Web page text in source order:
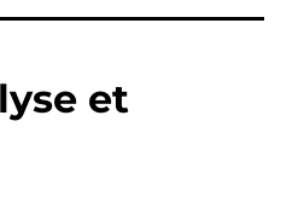
et